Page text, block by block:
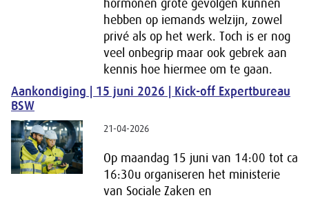
hormonen grote gevolgen kunnen
hebben op iemands welzijn, zowel
privé als op het werk. Toch is er nog
veel onbegrip maar ook gebrek aan
kennis hoe hiermee om te gaan.
Aankondiging | 15 juni 2026 | Kick-off Expertbureau
BSW
21-04-2026
Op maandag 15 juni van 14:00 tot ca
16:30u organiseren het ministerie
van Sociale Zaken en